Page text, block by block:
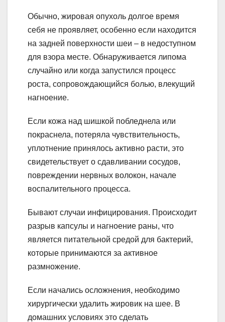
Обычно, жировая опухоль долгое время
себя не проявляет, особенно если находится
на задней поверхности шеи – в недоступном
для взора месте. Обнаруживается липома
случайно или когда запустился процесс
роста, сопровождающийся болью, влекущий
нагноение.
Если кожа над шишкой побледнела или
покраснела, потеряла чувствительность,
уплотнение принялось активно расти, это
свидетельствует о сдавливании сосудов,
повреждении нервных волокон, начале
воспалительного процесса.
Бывают случаи инфицирования. Происходит
разрыв капсулы и нагноение раны, что
является питательной средой для бактерий,
которые принимаются за активное
размножение.
Если начались осложнения, необходимо
хирургически удалить жировик на шее. В
домашних условиях это сделать